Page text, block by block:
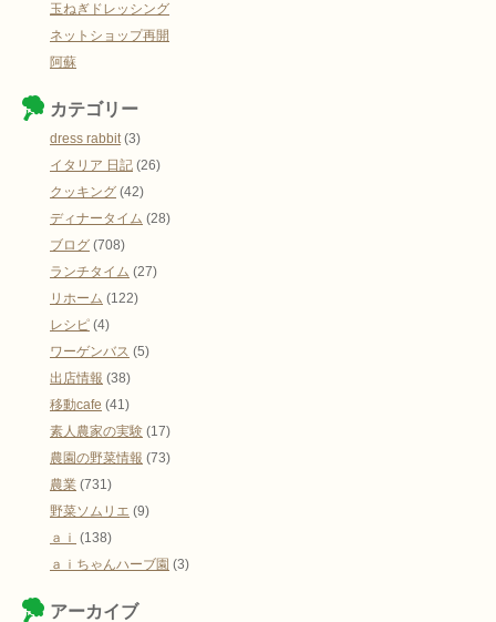
玉ねぎドレッシング
ネットショップ再開
阿蘇
カテゴリー
dress rabbit (3)
イタリア 日記 (26)
クッキング (42)
ディナータイム (28)
ブログ (708)
ランチタイム (27)
リホーム (122)
レシピ (4)
ワーゲンバス (5)
出店情報 (38)
移動cafe (41)
素人農家の実験 (17)
農園の野菜情報 (73)
農業 (731)
野菜ソムリエ (9)
ａｉ (138)
ａｉちゃんハーブ園 (3)
アーカイブ